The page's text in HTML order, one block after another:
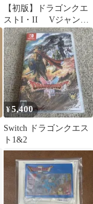
【初版】ドラゴンクエ
ストI・II Vジャンプ
ブックス 攻略本
¥5,400
Switch ドラゴンクエス
ト1&2